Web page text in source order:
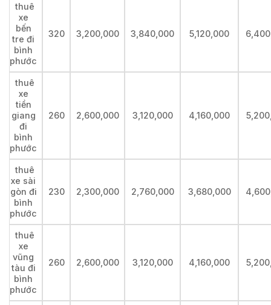
thuê
xe
bến
tre đi
bình
phước
320 3,200,000 3,840,000 5,120,000
thuê
xe
tiền
giang
đi
bình
phước
260 2,600,000 3,120,000 4,160,000
thuê
xe sài
gòn đi
bình
phước
230 2,300,000 2,760,000 3,680,000
thuê
xe
vũng
tàu đi
bình
phước
260 2,600,000 3,120,000 4,160,000